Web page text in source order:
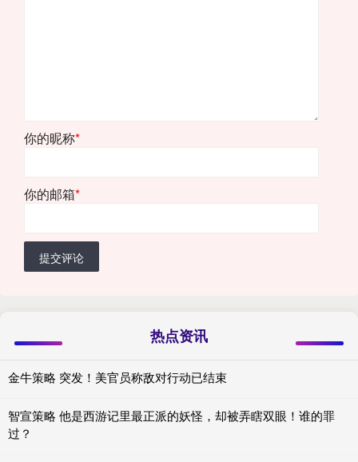
你的昵称*
你的邮箱*
提交评论
热点资讯
金牛策略 突发！美官员称敌对行动已结束
智宣策略 他是西游记里最正派的妖怪，却被弄瞎双眼！谁的罪
过？